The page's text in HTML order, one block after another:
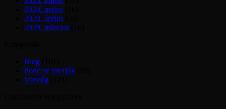
2020. május
2020. április
2020. március
Blog
Podcast interjúk
Vendég